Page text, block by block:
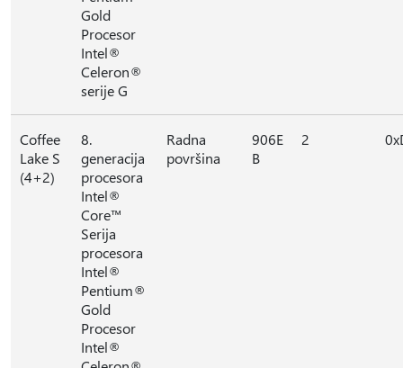
Gold
Procesor
Intel®
Celeron®
serije G
Coffee
Lake S
(4+2)
8.
generacija
procesora
Intel®
Core™
Serija
procesora
Intel®
Pentium®
Gold
Procesor
Intel®
Radna
površina
906E
B
2